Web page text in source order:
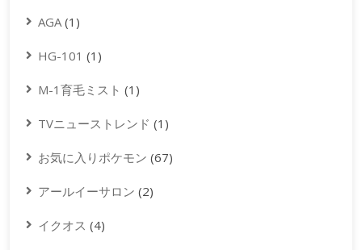
AGA(1)
HG-101 (1)
M-1育毛ミスト (1)
TVニューストレンド (1)
お気に入りポケモン (67)
アールイーサロン (2)
イクオス (4)